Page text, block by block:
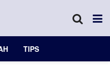
TIPS